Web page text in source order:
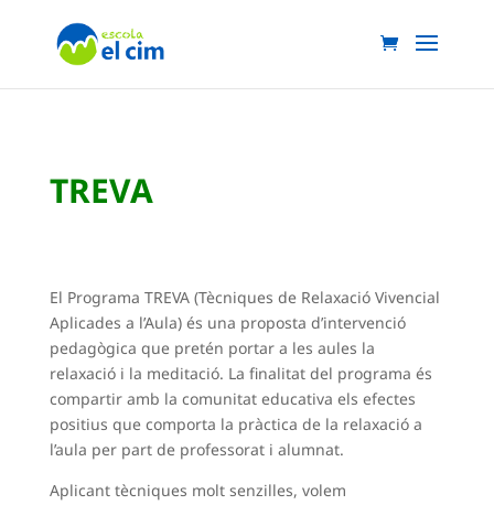
TREVA
El Programa TREVA (Tècniques de Relaxació Vivencial
Aplicades a l’Aula) és una proposta d’intervenció
pedagògica que pretén portar a les aules la
relaxació i la meditació. La finalitat del programa és
compartir amb la comunitat educativa els efectes
positius que comporta la pràctica de la relaxació a
l’aula per part de professorat i alumnat.
Aplicant tècniques molt senzilles, volem